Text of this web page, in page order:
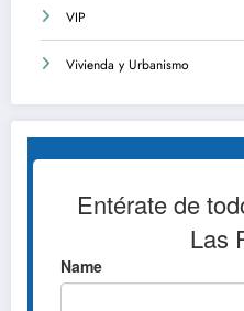
VIP
Vivienda y Urbanismo